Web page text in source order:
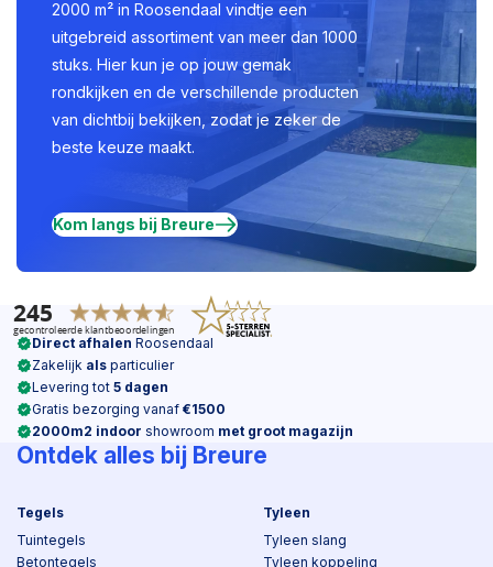
2000 m² in Roosendaal vindtje een
uitgebreid assortiment van meer dan 1000
stuks. Hier kun je op jouw gemak
rondkijken en de verschillende producten
van dichtbij bekijken, zodat je zeker de
beste keuze maakt.
Kom langs bij Breure
Direct afhalen Roosendaal
Zakelijk als particulier
Levering tot 5 dagen
Gratis bezorging vanaf €1500
2000m2 indoor showroom met groot magazijn
Ontdek alles bij Breure
Tegels
Tuintegels
Betontegels
Tyleen
Tyleen slang
Tyleen koppeling